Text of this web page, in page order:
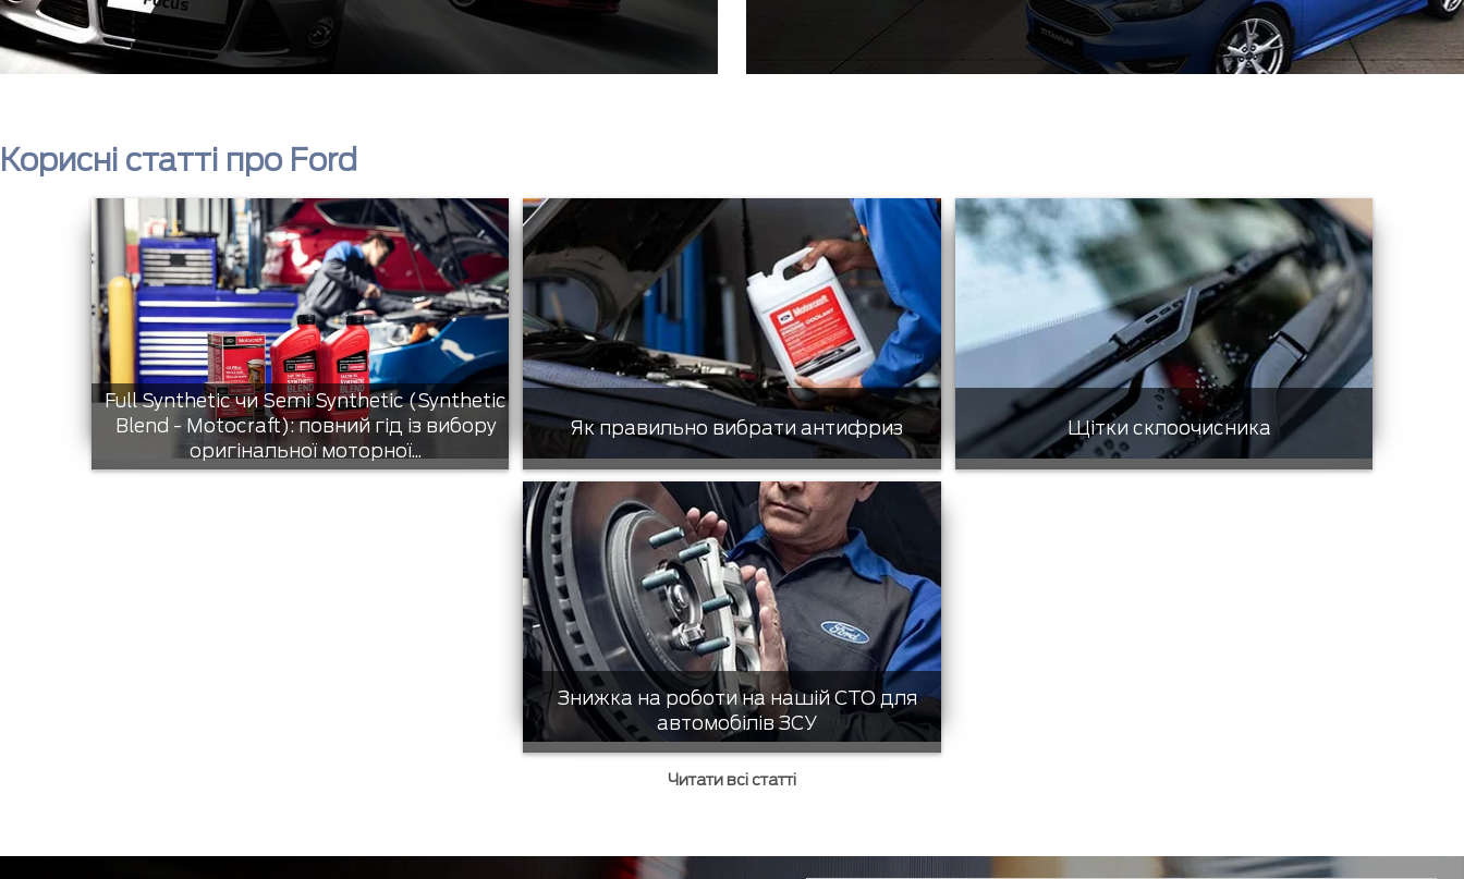
Корисні статті про Ford
Full Synthetic чи Semi Synthetic (Synthetic
Blend - Motocraft): повний гід із вибору
оригінальної моторної...
Як правильно вибрати антифриз Щітки склоочисника
Знижка на роботи на нашій СТО для
автомобілів ЗСУ
Читати всі статті